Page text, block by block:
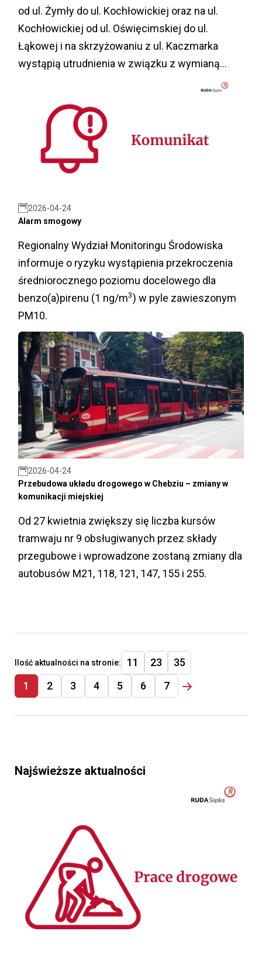
od ul. Żymły do ul. Kochłowickiej oraz na ul.
Kochłowickiej od ul. Oświęcimskiej do ul.
Łąkowej i na skrzyżowaniu z ul. Kaczmarka
wystąpią utrudnienia w związku z wymianą
2026-04-24
Alarm smogowy
Regionalny Wydział Monitoringu Środowiska
informuje o ryzyku wystąpienia przekroczenia
średniorocznego poziomu docelowego dla
benzo(a)pirenu (1 ng/m3) w pyle zawieszonym
PM10.
2026-04-24
Przebudowa układu drogowego w Chebziu – zmiany w
komunikacji miejskiej
Od 27 kwietnia zwiększy się liczba kursów
tramwaju nr 9 obsługiwanych przez składy
przegubowe i wprowadzone zostaną zmiany dla
autobusów M21, 118, 121, 147, 155 i 255.
Ilość aktualności na stronie: 11 23
35
1
2 3 4 5 6 7
Najświeższe aktualności